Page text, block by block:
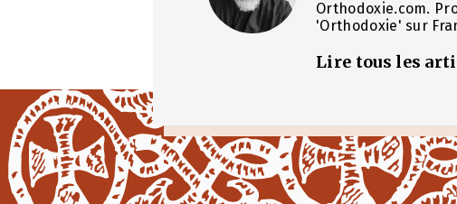
Orthodoxie.com.
'Orthodoxie' sur
Lire tous les